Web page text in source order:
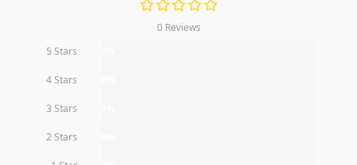
0 Reviews
5 Stars
4 Stars
3 Stars
2 Stars